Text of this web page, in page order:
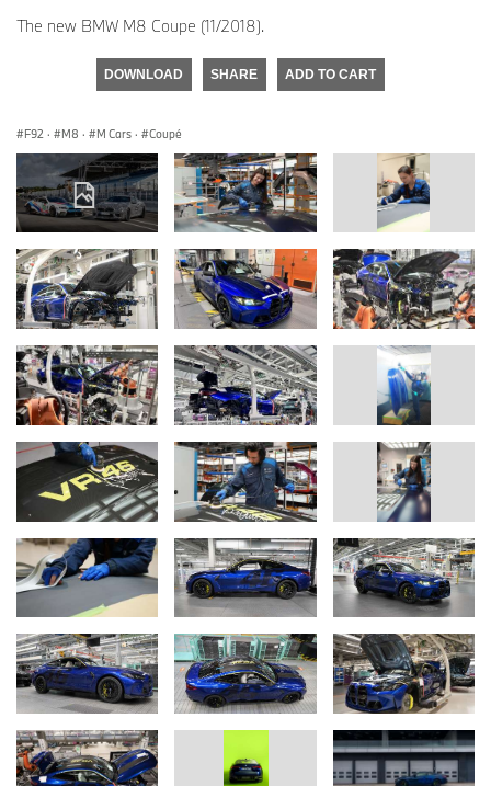
The new BMW M8 Coupe (11/2018).
DOWNLOAD SHARE ADD TO CART
F92 · M8 · M Cars · Coupé